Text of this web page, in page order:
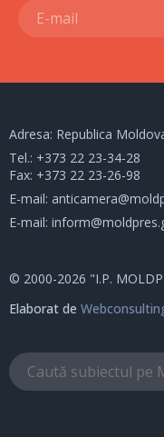
Adresa: Republica
Tel.: +373 22 23-34-28
Fax: +373 22 23-26-98
E-mail:
E-mail:
© 2000-2026 "I.P.
Elaborat de